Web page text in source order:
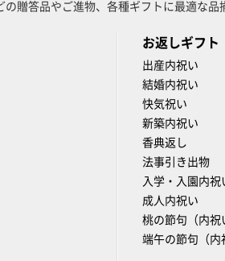
の贈答品やご進物、各種ギフトに最適な
お返しギフト
出産内祝い
結婚内祝い
快気祝い
新築内祝い
香典返し
法事引き出物
入学・入園内祝
成人内祝い
桃の節句（内祝
端午の節句（内